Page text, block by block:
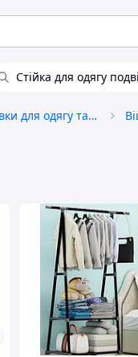
Стійка для одягу
Вішалки та підставки для одягу та аксесуарів